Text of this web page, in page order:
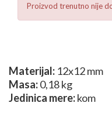
Proizvod trenutno nije
Materijal: 12x12 mm
Masa:0,18 kg
Jedinica mere:kom